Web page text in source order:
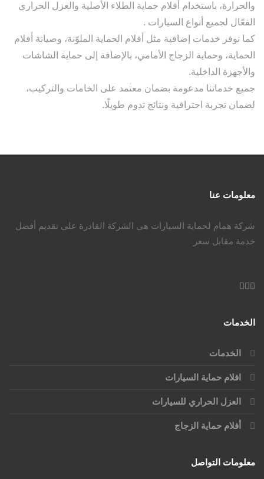
والحرارة، باستخدام أفلام حماية الطلاء الأصلية والعزل الحراري
الفعّال لجميع أنواع السيارات .
كما نوفر خدمات إضافية مثل أفلام الحماية الملوّنة، وصيانة أفلام
الحماية، وحماية الزجاج الأمامي، بالإضافة إلى حماية الشاشات
والأجهزة الداخلية.
جميع خدماتنا مدعومة بضمان معتمد على الخامات والتركيب،
لضمان تجربة احترافية ونتائج تدوم طويلًا.
معلومات عنا
شركة همام لحماية السيارات هى الشركة القادرة على تقديم أفضل
خدمة مقابل سعر
الخدمات
الخدمات
افلام حماية السيارات
العزل الحراري للسيارات
أفلام حماية الزجاج
معلومات التواصل